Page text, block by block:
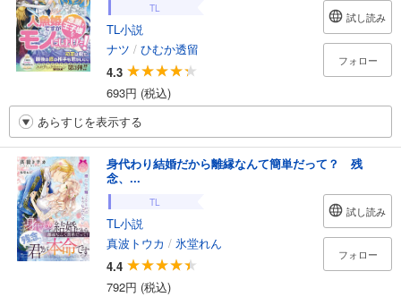
TL
TL小説
ナツ / ひむか透留
4.3
693円 (税込)
試し読み
フォロー
あらすじを表示する
身代わり結婚だから離縁なんて簡単だって？ 残
念、...
TL
TL小説
真波トウカ / 氷堂れん
4.4
792円 (税込)
試し読み
フォロー